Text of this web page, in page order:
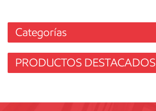
Categorías
PRODUCTOS DESTACADOS